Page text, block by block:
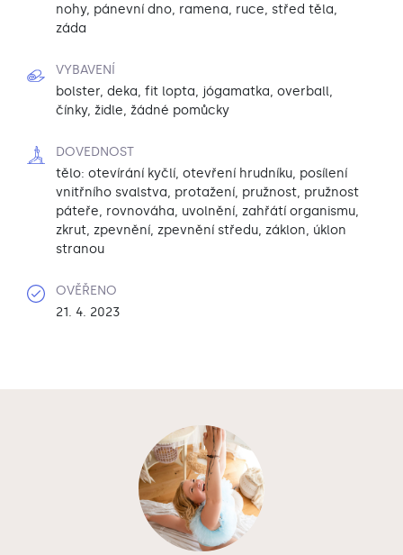
nohy, pánevní dno, ramena, ruce, střed těla,
záda
VYBAVENÍ
bolster, deka, fit lopta, jógamatka, overball,
čínky, židle, žádné pomůcky
DOVEDNOST
tělo: otevírání kyčlí, otevření hrudníku, posílení
vnitřního svalstva, protažení, pružnost, pružnost
páteře, rovnováha, uvolnění, zahřátí organismu,
zkrut, zpevnění, zpevnění středu, záklon, úklon
stranou
OVĚŘENO
21. 4. 2023